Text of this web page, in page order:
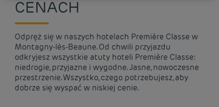
CENACH
Odpręż się w naszych hotelach Première Classe w
Montagny-lès-Beaune. Od chwili przyjazdu
odkryjesz wszystkie atuty hoteli Première Classe:
niedrogie, przyjazne i wygodne. Jasne, nowoczesne
przestrzenie. Wszystko, czego potrzebujesz, aby
dobrze się wyspać w niskiej cenie.